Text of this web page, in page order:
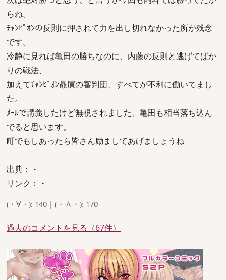
らね。
ﾁｬﾝﾋﾟｵﾝの反則に押されて力を出し切れなかった所が残念
です。
冷静に見れば亀田の勝ちなのに、内藤の反則と逃げてばか
りの戦法、
加えてﾁｬﾝﾋﾟｵﾝ贔屓の審判団、すべてが不利に働いてまし
た。
ﾒｰﾙで講義したけど無視されました、亀田も相当落ち込ん
でると思います。
町でもしあったら皆さん励ましてあげましょうね
出典：・
リンク：・
(・∀・): 140 | (・Ａ・): 170
過去のコメントを見る（67件）